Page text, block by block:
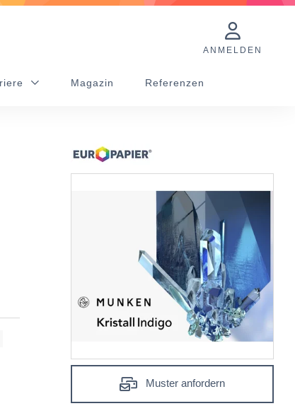
ANMELDEN
Magazin Referenzen
Muster anfordern